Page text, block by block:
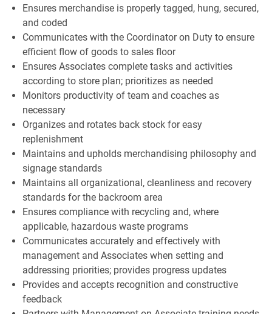
Ensures merchandise is properly tagged, hung, secured,
and coded
Communicates with the Coordinator on Duty to ensure
efficient flow of goods to sales floor
Ensures Associates complete tasks and activities
according to store plan; prioritizes as needed
Monitors productivity of team and coaches as
necessary
Organizes and rotates back stock for easy
replenishment
Maintains and upholds merchandising philosophy and
signage standards
Maintains all organizational, cleanliness and recovery
standards for the backroom area
Ensures compliance with recycling and, where
applicable, hazardous waste programs
Communicates accurately and effectively with
management and Associates when setting and
addressing priorities; provides progress updates
Provides and accepts recognition and constructive
feedback